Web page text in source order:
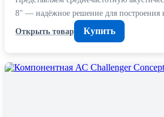
8" — надёжное решение для построения
Открыть товар
Купить